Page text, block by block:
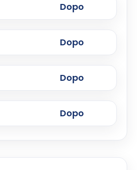
Dopo
Dopo
Dopo
Dopo